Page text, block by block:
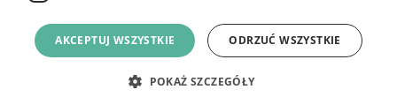
ROMANIAN
AKCEPTUJ WSZYSTKIE ODRZUĆ WSZYSTKIE
POKAŻ SZCZEGÓŁY